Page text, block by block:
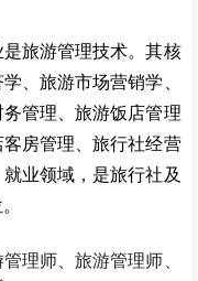
旅游管理技术。其核
、旅游市场营销学、
管理、旅游饭店管理
房管理、旅行社经营
业领域，是旅行社及
理师、旅游管理师、